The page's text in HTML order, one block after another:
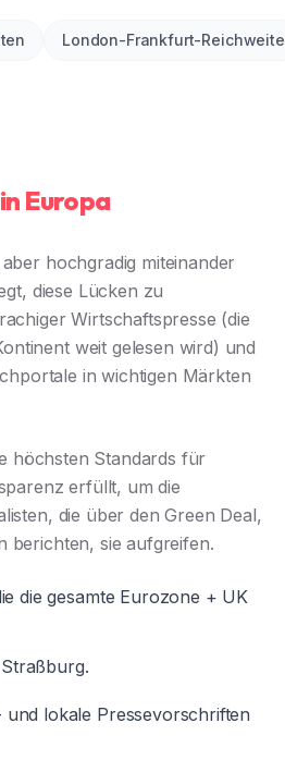
London-Frankfurt-Reichweite
Europa
hochgradig miteinander
diese Lücken zu
Wirtschaftspresse (die
weit gelesen wird) und
in wichtigen Märkten
höchsten Standards für
erfüllt, um die
die über den Green Deal,
berichten, sie aufgreifen.
die gesamte Eurozone + UK
und lokale Pressevorschriften